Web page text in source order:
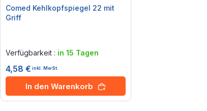
Comed Kehlkopfspiegel 22 mit
Griff
Verfügbarkeit : in 15 Tagen
4,58 € inkl. MwSt.
In den Warenkorb